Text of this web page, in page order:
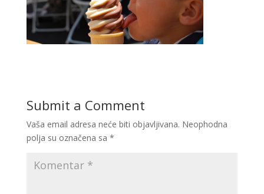
Submit a Comment
Vaša email adresa neće biti objavljivana. Neophodna
polja su označena sa *